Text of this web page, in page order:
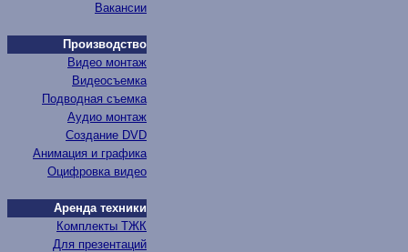
Вакансии
Производство
Видео монтаж
Видеосъемка
Подводная съемка
Аудио монтаж
Создание DVD
Анимация и графика
Оцифровка видео
Аренда техники
Комплекты ТЖК
Для презентаций